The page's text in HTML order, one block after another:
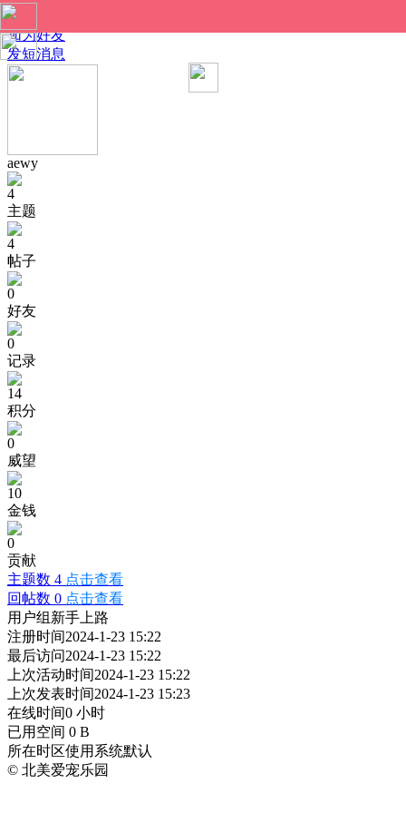
aewy 的个人资料
加为好友
发短消息
aewy
4
主题
4
帖子
0
好友
0
记录
14
积分
0
威望
10
金钱
0
贡献
主题数 4 点击查看
回帖数 0 点击查看
用户组 新手上路
注册时间2024-1-23 15:22
最后访问2024-1-23 15:22
上次活动时间2024-1-23 15:22
上次发表时间2024-1-23 15:23
在线时间0 小时
已用空间 0 B
所在时区使用系统默认
© 北美爱宠乐园